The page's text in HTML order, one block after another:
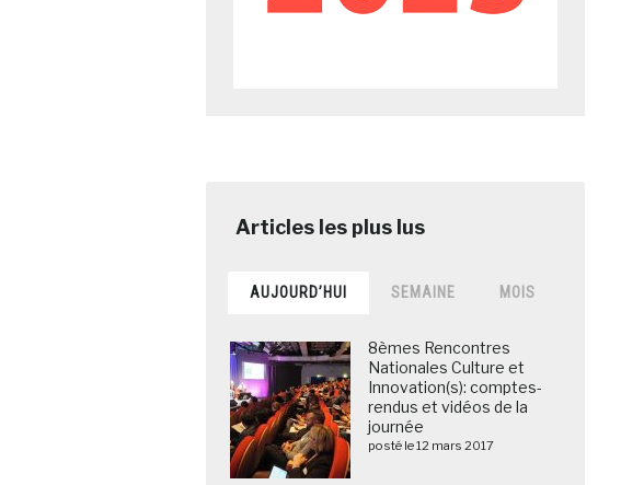
AUJOURD’HUI SEMAINE MOIS
8èmes Rencontres
Nationales Culture et
Innovation(s): comptes-
rendus et vidéos de la
journée
posté le 12 mars 2017